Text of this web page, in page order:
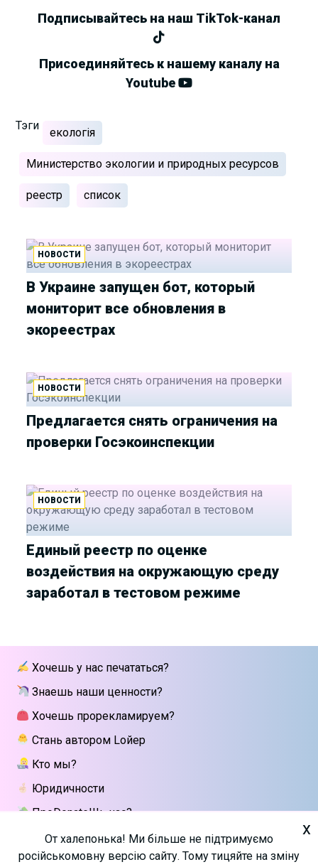
Подписывайтесь на наш TikTok-канал
Присоединяйтесь к нашему каналу на
Youtube
Тэги
екологія
Министерство экологии и природных ресурсов
реестр список
НОВОСТИ
В Украине запущен бот, который
мониторит все обновления в
экореестрах
НОВОСТИ
Предлагается снять ограничения на
проверки Госэкоинспекции
НОВОСТИ
Единый реестр по оценке
воздействия на окружающую среду
заработал в тестовом режиме
x
От халепонька! Ми більше не підтримуємо
російськомовну версію сайту. Тому тицяйте на зміну
Хочешь у нас печататься?
Знаешь наши ценности?
Хочешь прорекламируем?
Стань автором Lойер
Кто мы?
Юридичности
ПроDonateШь нас?
Напиши мне